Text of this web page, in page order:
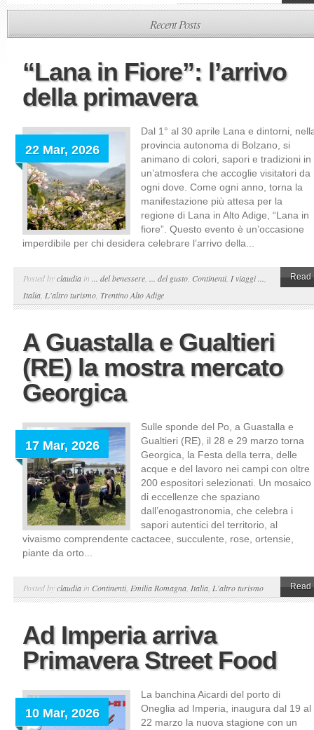
Recent Posts
“Lana in Fiore”: l’arrivo
della primavera
22 Mar, 2026
Dal 1° al 30 aprile Lana e dintorni,
provincia autonoma di Bolzano, si
animano di colori, sapori e tradizioni in
un’atmosfera che accoglie visitatori da
ogni dove. Come ogni anno, torna la
manifestazione più attesa per la
regione di Lana in Alto Adige, “Lana in
fiore”. Questo evento è un’occasione
imperdibile per chi desidera celebrare l’arrivo della...
Posted byclaudia in ... del benessere ... del gusto Continenti, I viaggi ...
Italia L'altro turismo Trentino Alto Adige
Read
A Guastalla e Gualtieri
(RE) la mostra mercato
Georgica
17 Mar, 2026
Sulle sponde del Po, a Guastalla e
Gualtieri (RE), il 28 e 29 marzo torna
Georgica, la Festa della terra, delle
acque e del lavoro nei campi con oltre
200 espositori selezionati. Un mosaico
di eccellenze che spaziano
dall’enogastronomia, che celebra i
sapori autentici del territorio, al
vivaismo comprendente cactacee, succulente, rose, ortensie,
piante da orto...
Posted byclaudia in Continenti, Emilia Romagna Italia L'altro turismo Read
Ad Imperia arriva
Primavera Street Food
10 Mar, 2026
La banchina Aicardi del porto di
Oneglia ad Imperia, inaugura dal 19 al
22 marzo la nuova stagione con un